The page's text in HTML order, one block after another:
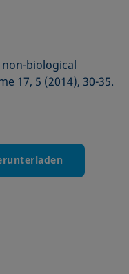
biological
17, 5 (2014), 30-35.